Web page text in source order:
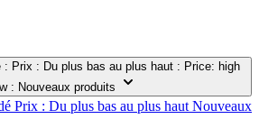
: Prix : Du plus bas au plus haut : Price: high
: Nouveaux produits
Prix : Du plus bas au plus haut Nouveaux